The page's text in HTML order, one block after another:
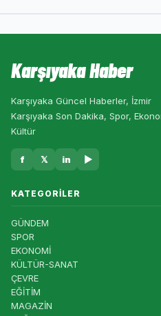
Karşıyaka Haber
Karşıyaka Güncel Haberler, İzmir
Karşıyaka Son Dakika, Spor,
Kültür
f 𝕏 in ▶
KATEGORILER
GÜNDEM
SPOR
EKONOMİ
KÜLTÜR-SANAT
ÇEVRE
EĞİTİM
MAGAZİN